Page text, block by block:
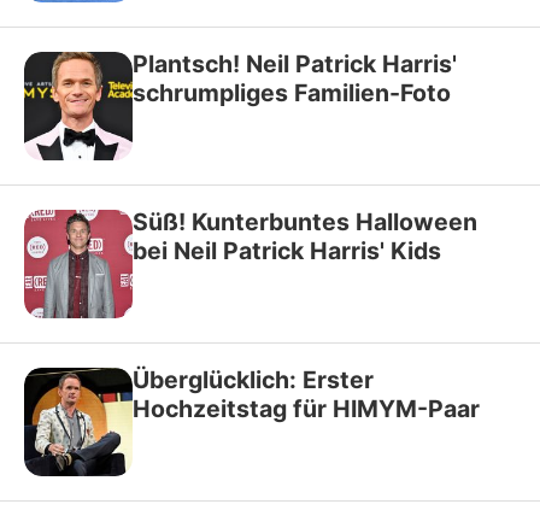
Plantsch! Neil Patrick Harris'
schrumpliges Familien-Foto
Süß! Kunterbuntes Halloween
bei Neil Patrick Harris' Kids
Überglücklich: Erster
Hochzeitstag für HIMYM-Paar